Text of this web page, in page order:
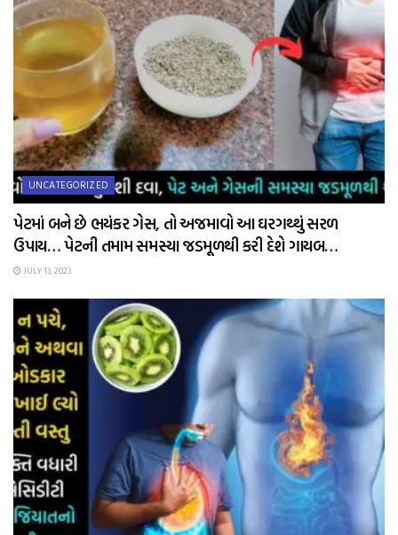
UNCATEGORIZED
પેટમાં બને છે ભયંકર ગેસ, તો અજમાવો આ ઘરગથ્થું સરળ
ઉપાય… પેટની તમામ સમસ્યા જડમૂળથી કરી દેશે ગાયબ…
JULY 13, 2023